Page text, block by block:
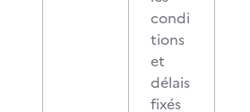
condi
tions
et
délais
fixés